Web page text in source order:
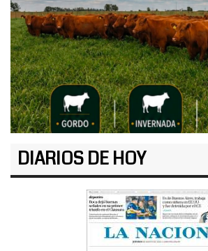
DIARIOS DE HOY